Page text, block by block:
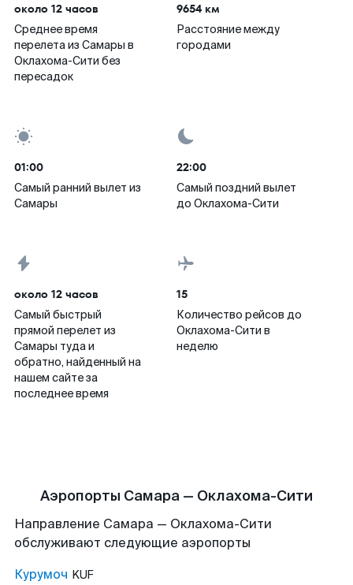
около 12 часов
Среднее время
перелета из Самары в
Оклахома-Сити без
пересадок
9654 км
Расстояние между
городами
01:00
Самый ранний вылет из
Самары
22:00
Самый поздний вылет
до Оклахома-Сити
около 12 часов
Самый быстрый
прямой перелет из
Самары туда и
обратно, найденный на
нашем сайте за
последнее время
15
Количество рейсов до
Оклахома-Сити в
неделю
Аэропорты Самара — Оклахома-Сити
Направление Самара — Оклахома-Сити
обслуживают следующие аэропорты
Курумоч KUF